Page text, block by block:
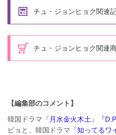
チュ・ジョンヒョク関連
チュ・ジョンヒョク関連
【編集部のコメント】
韓国ドラマ『 月水金火木土 』 『
ピョと、韓国ドラマ『知ってるワ